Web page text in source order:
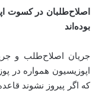
اصلاح‌طلبان در کسوت
بوده‌اند
جریان اصلاح‌طلب و
اپوزیسیون همواره در
که اگر پیروز نشوند